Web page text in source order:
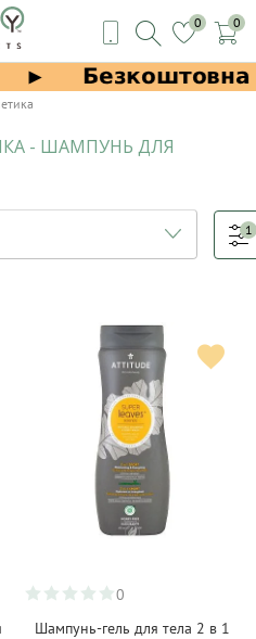
0 0
- ШАМПУНЬ ДЛЯ
1
0
Шампунь-гель для тела 2 в 1